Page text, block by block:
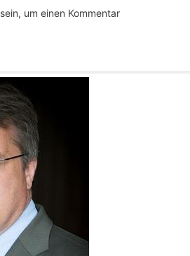
sein, um einen Kommentar